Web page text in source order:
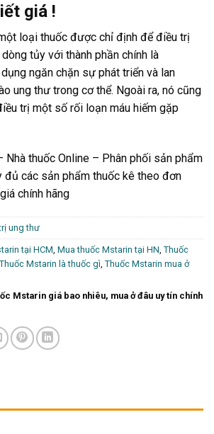
giá !
loại thuốc được chỉ định để điều trị
tủy với thành phần chính là
ngăn chặn sự phát triển và lan
ung thư trong cơ thể. Ngoài ra, nó cũng
trị một số rối loạn máu hiếm gặp
Nhà thuốc Online – Phân phối sản phẩm
các sản phẩm thuốc kê theo đơn
chính hãng
ung thư
tại HCM, Mua thuốc Mstarin tại HN, Thuốc
Thuốc Mstarin là thuốc gì, Thuốc Mstarin mua ở
Mstarin giá bao nhiêu, mua ở đâu uy tín chính